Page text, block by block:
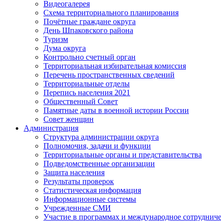
Видеогалерея
Схема территориального планирования
Почётные граждане округа
День Шпаковского района
Туризм
Дума округа
Контрольно счетный орган
Территориальная избирательная комиссия
Перечень пространственных сведений
Территориальные отделы
Перепись населения 2021
Общественный Совет
Памятные даты в военной истории России
Совет женщин
Администрация
Структура администрации округа
Полномочия, задачи и функции
Территориальные органы и представительства
Подведомственные организации
Защита населения
Результаты проверок
Статистическая информация
Информационные системы
Учрежденные СМИ
Участие в программах и международное